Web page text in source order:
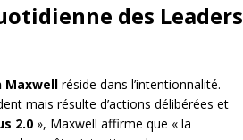
des Leaders
Maxwell réside dans l’intentionnalité.
mais résulte d’actions délibérées et
2.0 », Maxwell affirme que « la